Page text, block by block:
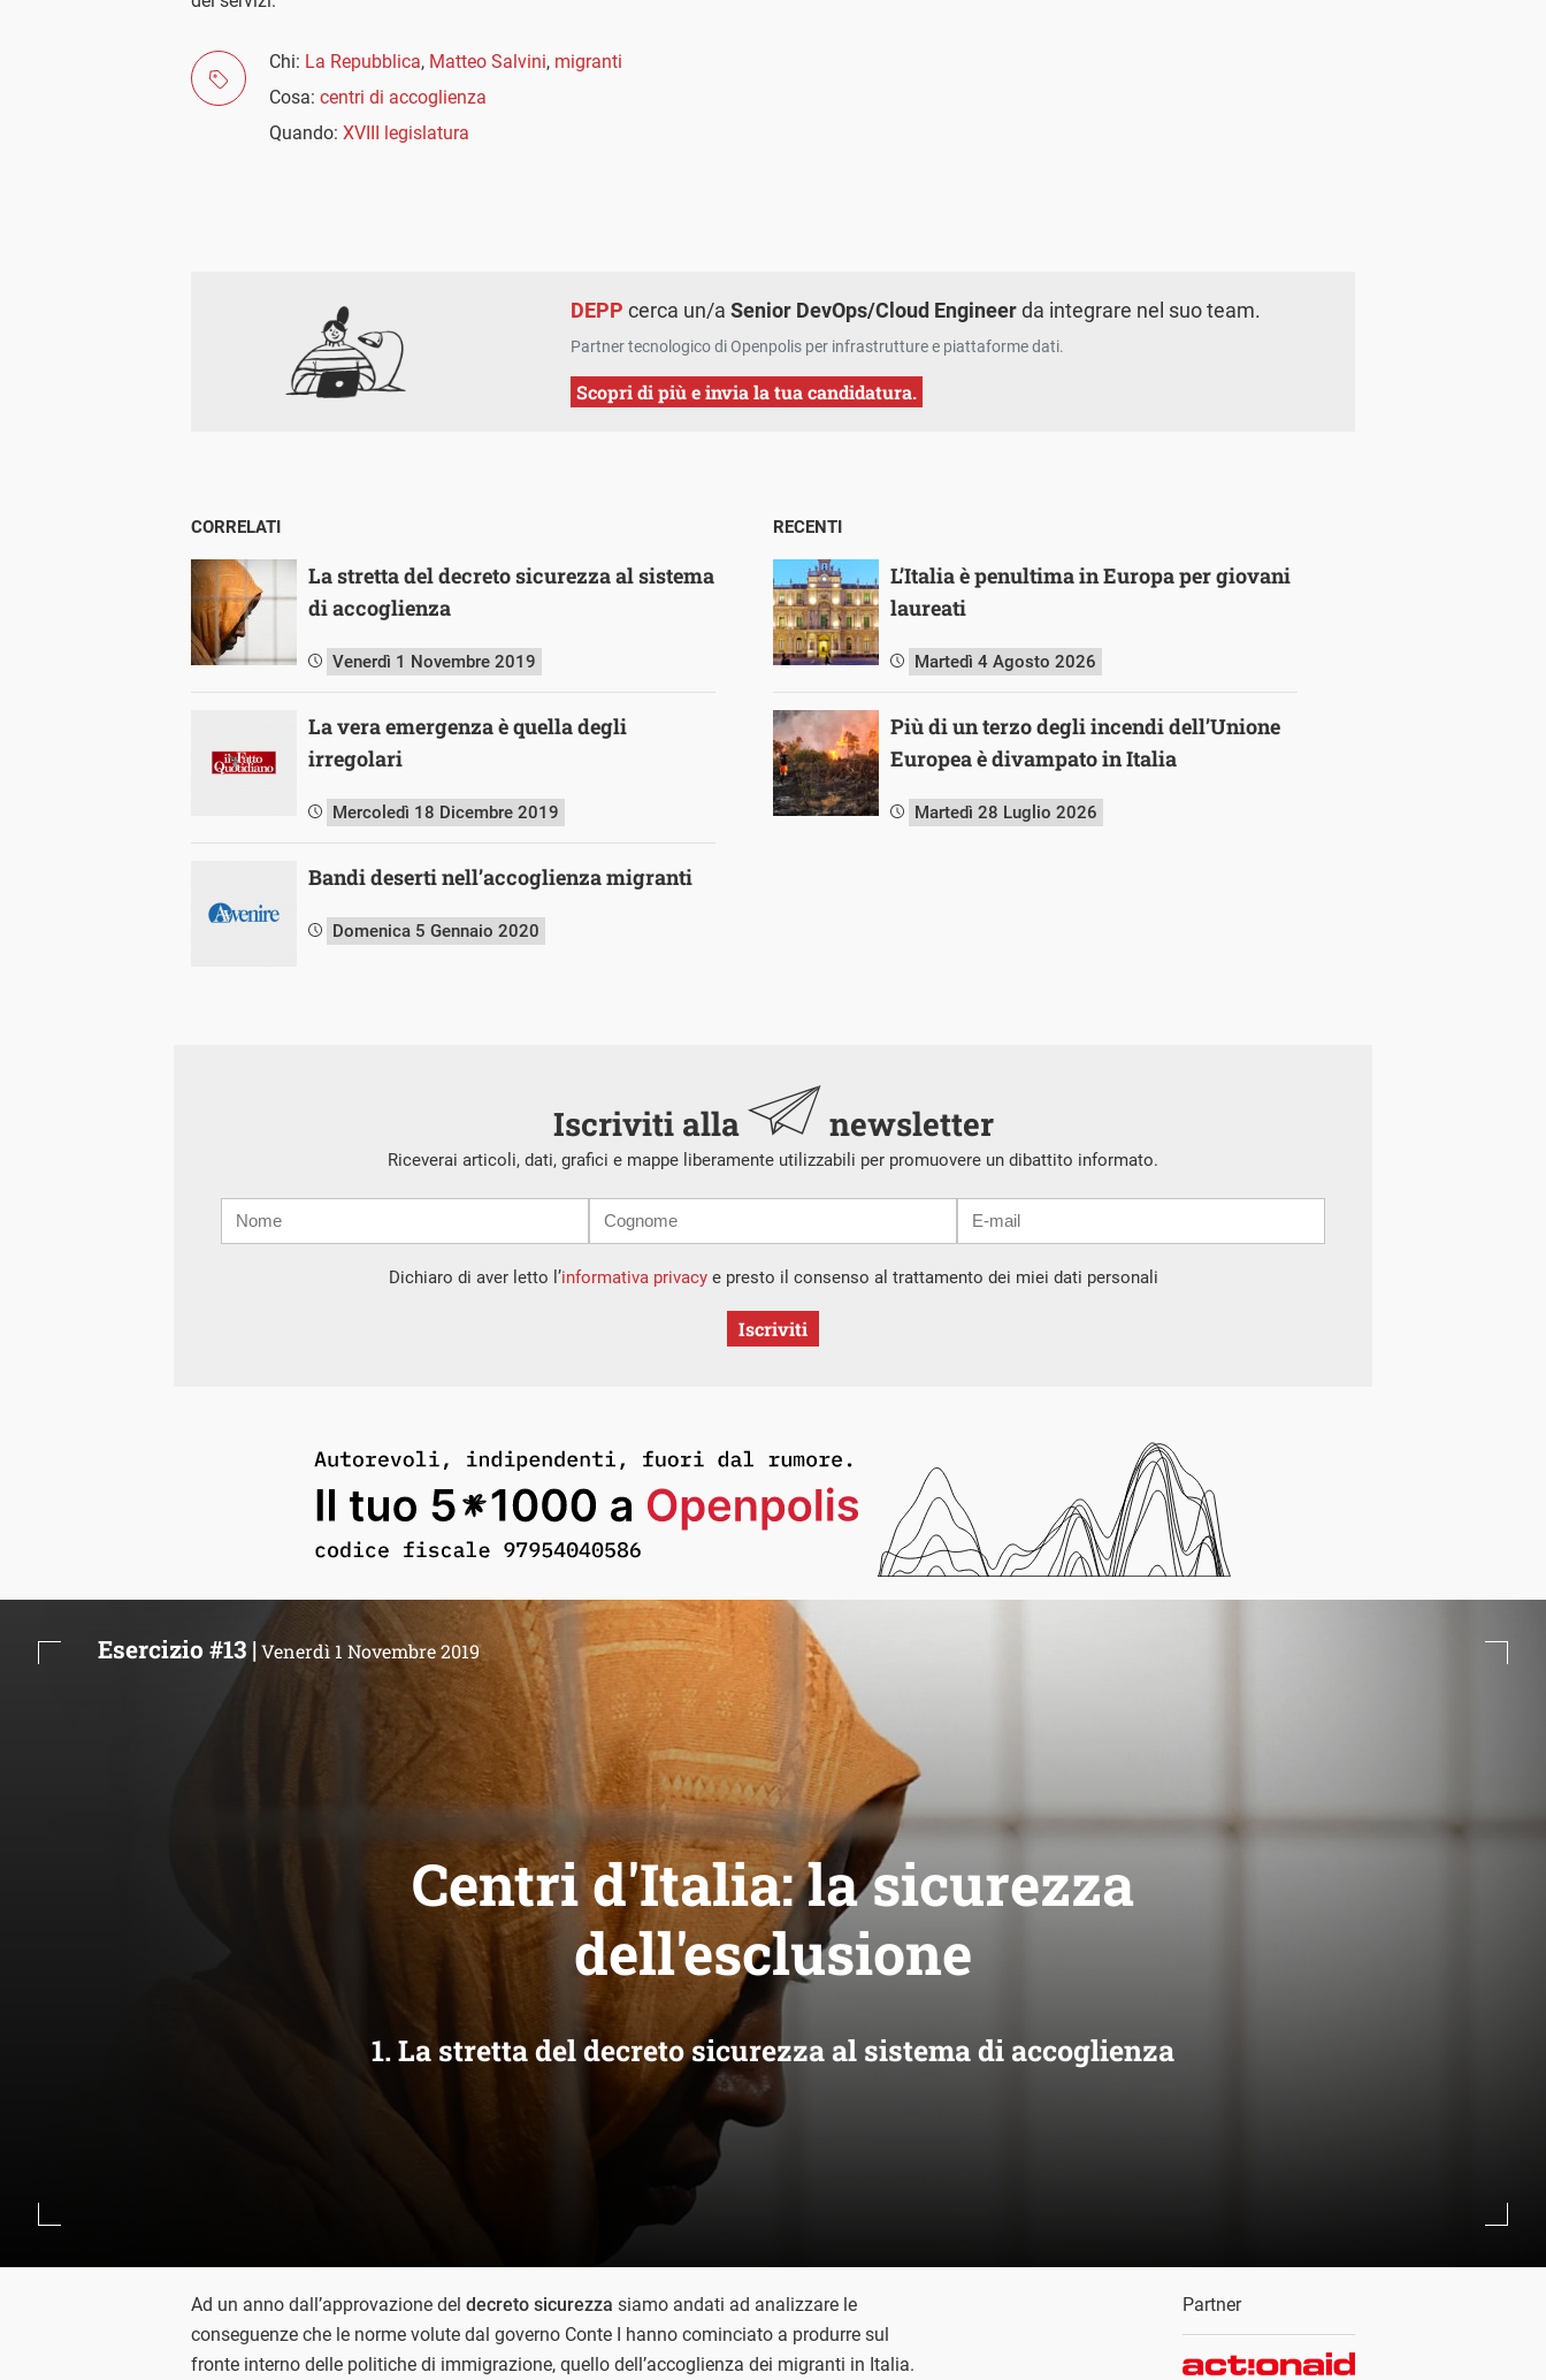
Chi: La Repubblica, Matteo Salvini, migranti
Cosa: centri di accoglienza
Quando: XVIII legislatura
DEPP cerca un/aSenior DevOps/Cloud Engineerda integrare nel suo team.
Partner tecnologico di Openpolis per infrastrutture e piattaforme dati.
Scopri di più e invia la tua candidatura.
CORRELATI
La stretta del decreto sicurezza al sistema
di accoglienza
Venerdì 1 Novembre 2019
La vera emergenza è quella degli
irregolari
Mercoledì 18 Dicembre 2019
Bandi deserti nell’accoglienza migranti
Domenica 5 Gennaio 2020
RECENTI
L’Italia è penultima in Europa per giovani
laureati
Martedì 4 Agosto 2026
Più di un terzo degli incendi dell’Unione
Europea è divampato in Italia
Martedì 28 Luglio 2026
Iscriviti alla newsletter
Riceverai articoli, dati, grafici e mappe liberamente utilizzabili per promuovere un dibattito informato.
mail
Dichiaro di aver letto l’informativa privacye presto il consenso al trattamento dei miei dati personali
Iscriviti
Centri d'Italia: la sicurezza
dell'esclusione
1. La stretta del decreto sicurezza al sistema di accoglienza
Esercizio #13 |Venerdì 1 Novembre 2019
Partner
Ad un anno dall’approvazione del decreto sicurezza siamo andati ad analizzare le
conseguenze che le norme volute dal governo Conte I hanno cominciato a produrre sul
fronte interno delle politiche di immigrazione, quello dell’accoglienza dei migranti in Italia.